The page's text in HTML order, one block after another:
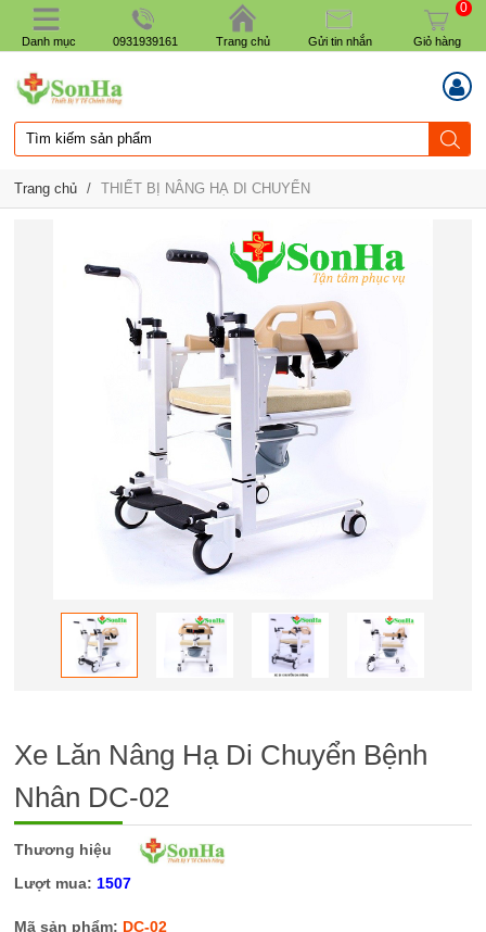
Danh mục 0931939161 Trang chủ Gửi tin nhắn
0
Giỏ hàng
Trang chủ / THIẾT BỊ NÂNG HẠ DI CHUYỂN
Xe Lăn Nâng Hạ Di Chuyển Bệnh
Nhân DC-02
Thương hiệu
Lượt mua: 1507
Mã sản phẩm: DC-02